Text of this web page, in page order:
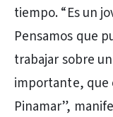
tiempo. “Es un
Pensamos que
trabajar sobre
importante, que
Pinamar”,